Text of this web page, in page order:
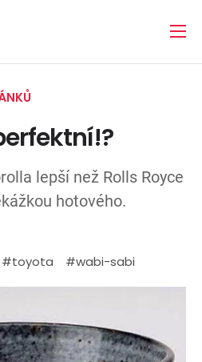
lepší než Rolls Royce
hotového.
#toyota #wabi-sabi